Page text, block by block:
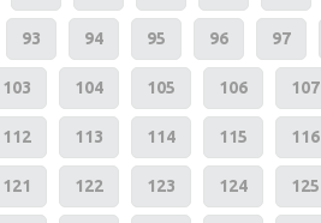
93 94 95 96 97
103 104 105 106 107
112 113 114 115 116
121 122 123 124 125